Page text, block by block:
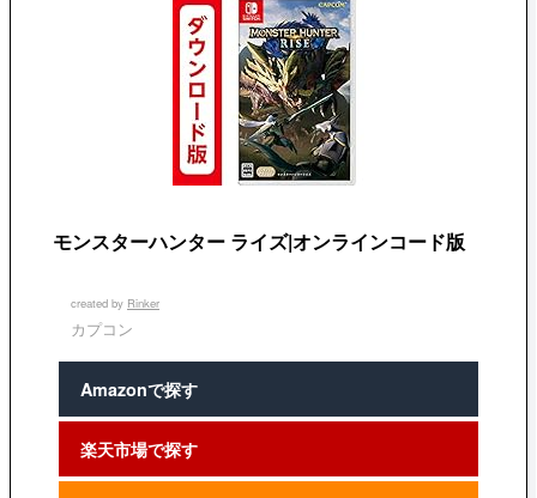
モンスターハンター ライズ|オンラインコード版
created by Rinker
カプコン
Amazonで探す
楽天市場で探す